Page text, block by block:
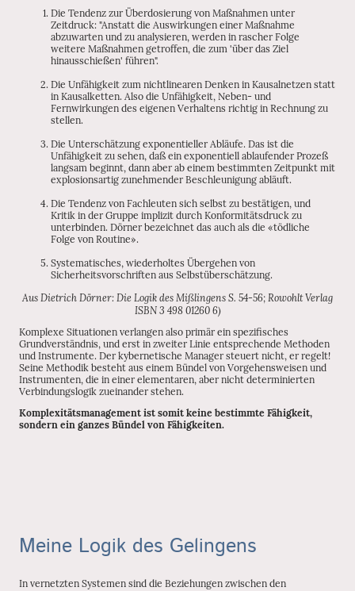
Die Tendenz zur Überdosierung von Maßnahmen unter
Zeitdruck: "Anstatt die Auswirkungen einer Maßnahme
abzuwarten und zu analysieren, werden in rascher Folge
weitere Maßnahmen getroffen, die zum 'über das Ziel
hinausschießen' führen".
Die Unfähigkeit zum nichtlinearen Denken in Kausalnetzen statt
in Kausalketten. Also die Unfähigkeit, Neben- und
Fernwirkungen des eigenen Verhaltens richtig in Rechnung zu
stellen.
Die Unterschätzung exponentieller Abläufe. Das ist die
Unfähigkeit zu sehen, daß ein exponentiell ablaufender Prozeß
langsam beginnt, dann aber ab einem bestimmten Zeitpunkt mit
explosionsartig zunehmender Beschleunigung abläuft.
Die Tendenz von Fachleuten sich selbst zu bestätigen, und
Kritik in der Gruppe implizit durch Konformitätsdruck zu
unterbinden. Dörner bezeichnet das auch als die «tödliche
Folge von Routine».
Systematisches, wiederholtes Übergehen von
Sicherheitsvorschriften aus Selbstüberschätzung.
Aus Dietrich Dörner: Die Logik des Mißlingens S. 54-56; Rowohlt Verlag
ISBN 3 498 01260 6)
Komplexe Situationen verlangen also primär ein spezifisches
Grundverständnis, und erst in zweiter Linie entsprechende Methoden
und Instrumente. Der kybernetische Manager steuert nicht, er regelt!
Seine Methodik besteht aus einem Bündel von Vorgehensweisen und
Instrumenten, die in einer elementaren, aber nicht determinierten
Verbindungslogik zueinander stehen.
Komplexitätsmanagement ist somit keine bestimmte Fähigkeit,
sondern ein ganzes Bündel von Fähigkeiten.
Meine Logik des Gelingens
In vernetzten Systemen sind die Beziehungen zwischen den